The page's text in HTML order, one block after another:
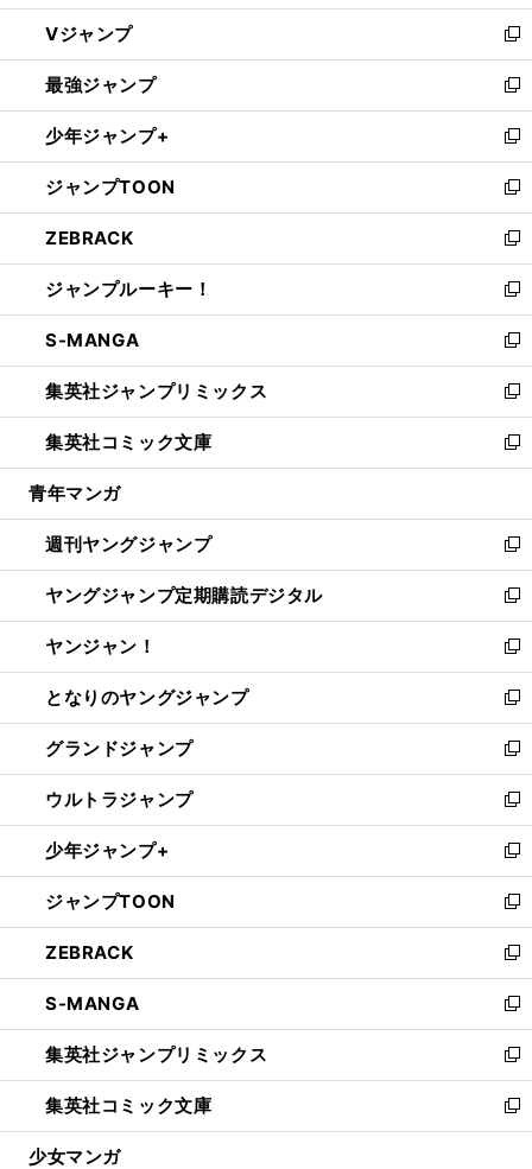
ウ
ィ
ン
ド
ウ
で
開
く
し
い
ウ
ィ
ン
ド
ウ
で
開
く
Vジャンプ
新
し
い
ウ
ィ
ン
ド
ウ
で
開
く
最強ジャンプ
新
し
い
ウ
ィ
ン
ド
ウ
で
開
く
少年ジャンプ+
新
し
い
ウ
ィ
ン
ド
ウ
で
開
く
ジャンプTOON
新
し
い
ウ
ィ
ン
ド
ウ
で
開
く
ZEBRACK
新
し
い
ウ
ィ
ン
ド
ウ
で
開
ジャンプルーキー！
新
し
い
ウ
ィ
ン
ド
ウ
開
く
S-MANGA
新
し
い
ウ
ィ
ン
ウ
で
開
く
集英社ジャンプリミックス
新
し
い
ウ
ン
ド
ウ
で
開
く
集英社コミック文庫
新
し
ウ
ィ
ン
ド
ウ
で
開
く
青年マンガ
週刊ヤングジャンプ
新
し
い
ウ
ィ
ン
ド
ウ
で
開
く
ヤングジャンプ定期購読デジタル
新
し
い
ウ
ィ
ン
ド
ウ
で
開
く
ヤンジャン！
新
し
い
ウ
ィ
ン
ド
ウ
で
開
く
となりのヤングジャンプ
新
し
い
ウ
ィ
ン
ド
ウ
で
開
く
グランドジャンプ
新
し
い
ウ
ィ
ン
ド
ウ
で
開
く
ウルトラジャンプ
新
し
い
ウ
ィ
ン
ド
ウ
で
開
く
少年ジャンプ+
新
し
い
ウ
ィ
ン
ド
ウ
で
開
く
ジャンプTOON
新
し
い
ウ
ィ
ン
ド
ウ
で
開
ZEBRACK
新
し
い
ウ
ィ
ン
ド
ウ
S-MANGA
新
し
い
ウ
ィ
ン
集英社ジャンプリミックス
新
し
い
ウ
集英社コミック文庫
新
し
少女マンガ